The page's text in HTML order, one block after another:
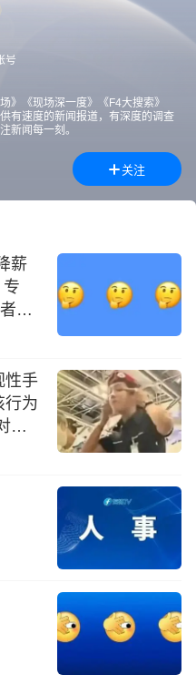
号
》《现场深一度》《F4大搜索》
有速度的新闻报道，有深度的调查
新闻每一刻。
关注
薪
同
性手
行为
责